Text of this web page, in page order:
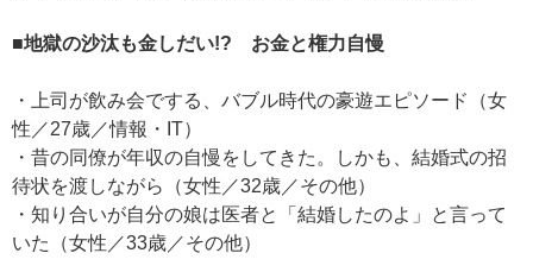
■地獄の沙汰も金しだい!? お金と権力自慢
・上司が飲み会でする、バブル時代の豪遊エピソード（女
性／27歳／情報・IT）
・昔の同僚が年収の自慢をしてきた。しかも、結婚式の招
待状を渡しながら（女性／32歳／その他）
・知り合いが自分の娘は医者と「結婚したのよ」と言って
いた（女性／33歳／その他）